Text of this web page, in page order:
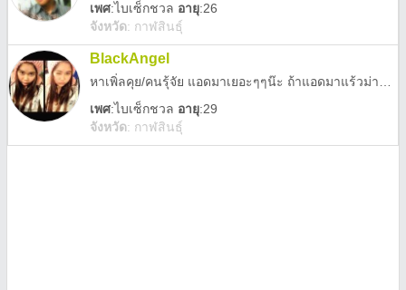
เพศ:ไบเซ็กชวล อายุ:26
จังหวัด: กาฬสินธุ์
BlackAngel
เพศ:ไบเซ็กชวล อายุ:29
จังหวัด: กาฬสินธุ์